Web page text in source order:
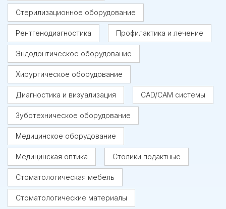
Стерилизационное оборудование
Рентгенодиагностика Профилактика и лечение
Эндодонтическое оборудование
Хирургическое оборудование
Диагностика и визуализация CAD/CAM системы
Зуботехническое оборудование
Медицинское оборудование
Медицинская оптика Столики подактные
Стоматологическая мебель
Стоматологические материалы